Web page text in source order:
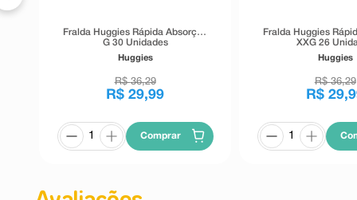
Fralda Huggies Rápida Absorção
G 30 Unidades
Huggies
R$ 36,29
R$ 29,99
Comprar
Fralda Huggies
XXG 26
Huggies
R$ 36,29
R$ 29,